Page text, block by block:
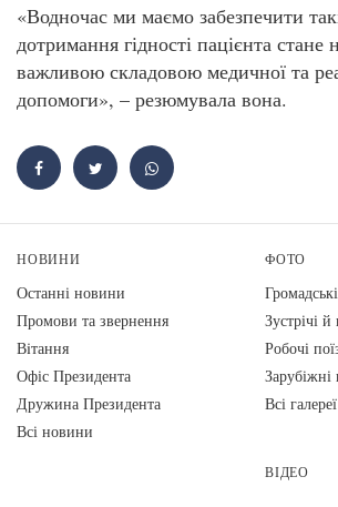
«Водночас ми маємо забезпечити
дотримання гідності пацієнта стане
важливою складовою медичної та
допомоги», – резюмувала вона.
НОВИНИ
Останні новини
Промови та звернення
Вiтання
Офіс Президента
Дружина Президента
Всі новини
ФОТО
Зустрічі
Робочі
Зарубіжні
Всі галереї
ВІДЕО